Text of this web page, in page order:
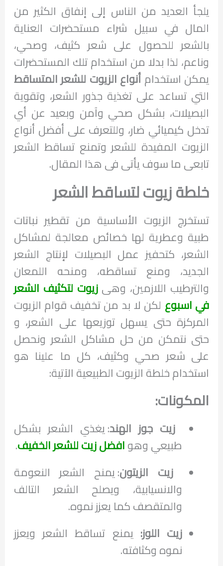
يلجأ العديد من الناس إلى إنفاق الكثير من
المال في سبيل شراء مستحضرات العناية
بالشعر للحصول على شعر كثيف، وصحي،
وناعم، لذا بدلا من استخدام تلك المستحضرات
يمكن استخدام أنواع الزيوت للشعر المتساقط
التي تساعد على تغذية جذور الشعر، وتقوية
البصيلات، بشكل صحي وآمن وبعيد عن أي
تدخل كيميائي ضار، وللتعرف على أفضل أنواع
الزيوت المفيدة للشعر وتمنع تساقط الشعر
تابعى ما سوف يأتى فى هذا المقال.
خلطة زيوت لتساقط الشعر
تستخرج الزيوت الأساسية من تقطير نباتات
طبية وعطرية لها خصائص معالجة لمشاكل
الشعر، كتحفيز عمل البصيلات لإنتاج الشعر
الجديد، ومنع تساقطه، ومنحه اللمعان
والترطيب اللازمين، وهى زيوت لتكثيف الشعر
في اسبوعلكن لا بد من تخفيف قوام الزيوت
المركزة حتى يسهل توزيعها على الشعر، و
حتى نتمكن من حل مشاكل الشعر ونحصل
على شعر صحي وكثيف، كل ما علينا هو
استخدام خلطة الزيوت الطبيعية الآتية:
المكونات:
زيت جوز الهند: يغذي الشعر بشكل
طبيعي وهوافضل زيت للشعر الخفيف.
زيت الزيتون: يمنح الشعر النعومة
والانسيابية، ويصلح الشعر التالف
والمتقصف كما يعزز نموه.
زيت اللوز:يمنع تساقط الشعر ويعزز
نموه وكثافته.